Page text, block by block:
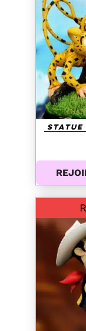
Statue